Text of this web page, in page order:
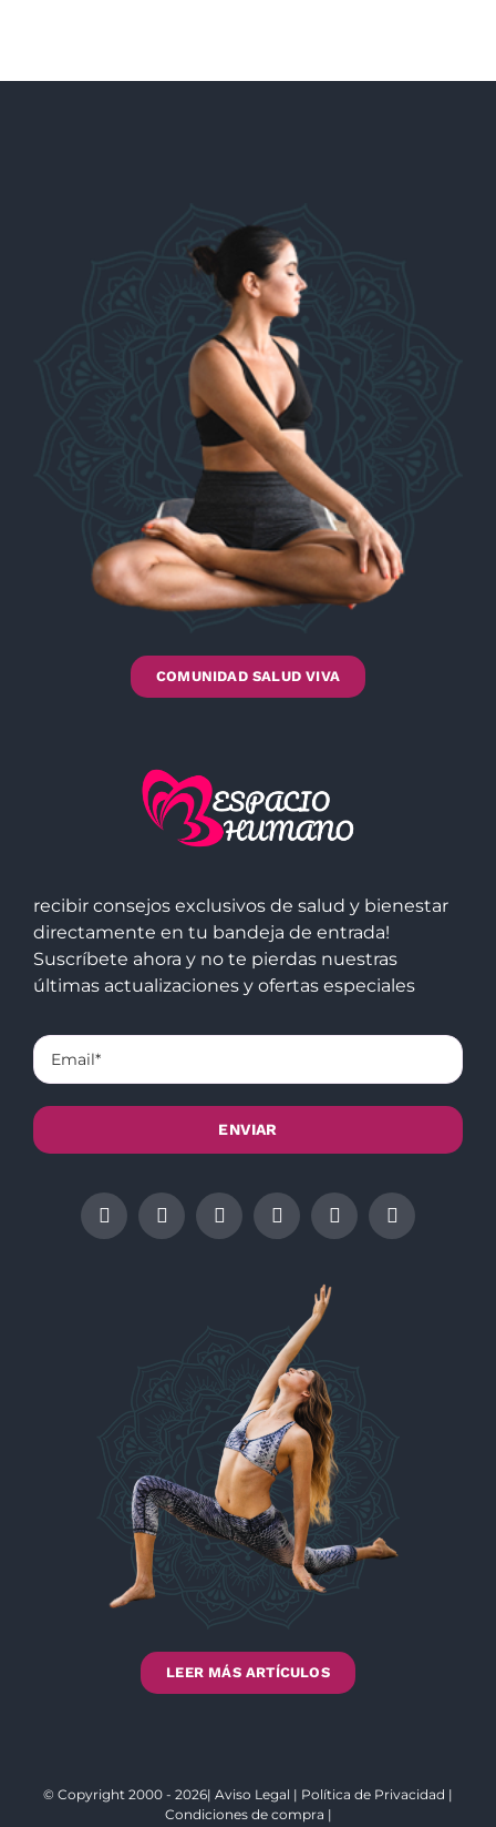
COMUNIDAD SALUD VIVA
recibir consejos exclusivos de salud y bienestar
directamente en tu bandeja de entrada!
Suscríbete ahora y no te pierdas nuestras
últimas actualizaciones y ofertas especiales
LEER MÁS ARTÍCULOS
© Copyright 2000 - 2026| Aviso Legal | Política de Privacidad |
Condiciones de compra |